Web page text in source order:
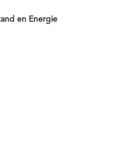
en Energie